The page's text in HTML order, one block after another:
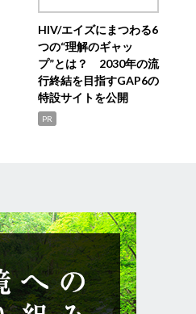
HIV/エイズにまつわる6
つの“理解のギャッ
プ”とは？ 2030年の流
行終結を目指すGAP6の
特設サイトを公開
PR